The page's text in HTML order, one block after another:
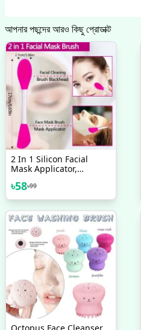
আপনার পছন্দের আরও কিছু প্রোডাক্ট
2 In 1 Silicon Facial
Mask Applicator,
Brush For Pore
Cleansing, Gentle
Blackhead Brush
৳58৳99